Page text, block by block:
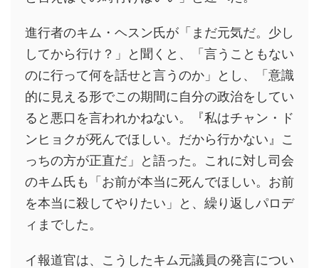
進行者のキム・ヘスン氏が「まだ元気だ。少し
してから行け？」と聞くと、「言うこともない
のに行って何を話せと言うのか」とし、「意識
的に見える形でこの期間に自分の政治をしてい
ると悪口を言われかねない。『私はチャン・ド
ンヒョクが死んでほしい。だから行かない』こ
っちの方が正直だ」と語った。これに対し司会
のキム氏も「お前が本当に死んでほしい。お前
を本当に殺してやりたい」と、繰り返しパロデ
ィまでした。
イ報道官は、こうしたキム元議員の発言につい